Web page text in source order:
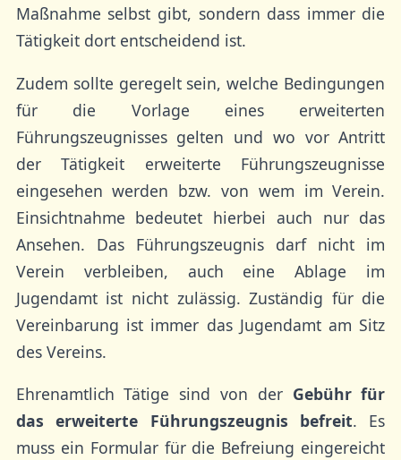
Maßnahme selbst gibt, sondern dass immer die
Tätigkeit dort entscheidend ist.
Zudem sollte geregelt sein, welche Bedingungen
für die Vorlage eines erweiterten
Führungszeugnisses gelten und wo vor Antritt
der Tätigkeit erweiterte Führungszeugnisse
eingesehen werden bzw. von wem im Verein.
Einsichtnahme bedeutet hierbei auch nur das
Ansehen. Das Führungszeugnis darf nicht im
Verein verbleiben, auch eine Ablage im
Jugendamt ist nicht zulässig. Zuständig für die
Vereinbarung ist immer das Jugendamt am Sitz
des Vereins.
Ehrenamtlich Tätige sind von der Gebühr für
das erweiterte Führungszeugnis befreit. Es
muss ein Formular für die Befreiung eingereicht